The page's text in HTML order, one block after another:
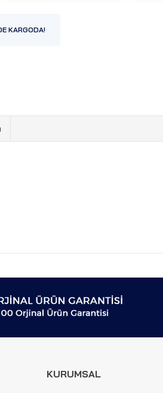
KURUMSAL